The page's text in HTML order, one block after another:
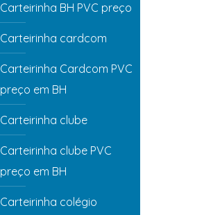
Carteirinha BH PVC preço
Carteirinha cardcom
Carteirinha Cardcom PVC
preço em BH
Carteirinha clube
Carteirinha clube PVC
preço em BH
Carteirinha colégio